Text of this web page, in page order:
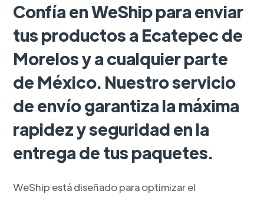
Confía en WeShip para enviar
tus productos a Ecatepec de
Morelos y a cualquier parte
de México. Nuestro servicio
de envío garantiza la máxima
rapidez y seguridad en la
entrega de tus paquetes.
WeShip está diseñado para optimizar el